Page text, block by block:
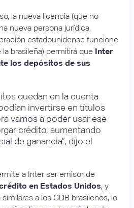
la nueva licencia (que no
nueva persona jurídica,
estadounidense funcione
brasileña) permitirá que Inter
los depósitos de sus
quedan en la cuenta
invertirse en títulos
vamos a poder usar ese
crédito, aumentando
de ganancia”, dijo el
a Inter ser emisor de
en Estados Unidos, y
a los CDB brasileños, lo